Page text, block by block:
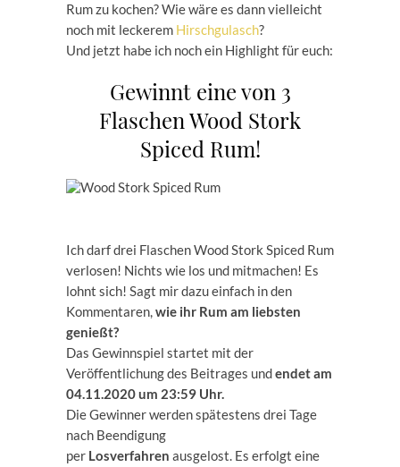
Rum zu kochen? Wie wäre es dann vielleicht
noch mit leckerem Hirschgulasch?
Und jetzt habe ich noch ein Highlight für euch:
Gewinnt eine von 3
Flaschen Wood Stork
Spiced Rum!
Ich darf drei Flaschen Wood Stork Spiced Rum
verlosen! Nichts wie los und mitmachen! Es
lohnt sich! Sagt mir dazu einfach in den
Kommentaren,wie ihr Rum am liebsten
genießt?
Das Gewinnspiel startet mit der
Veröffentlichung des Beitrages undendet am
04.11.2020 um 23:59 Uhr.
Die Gewinner werden spätestens drei Tage
nach Beendigung
per Losverfahren ausgelost. Es erfolgt eine